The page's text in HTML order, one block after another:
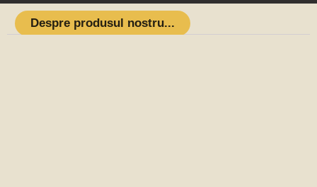
Despre produsul nostru...